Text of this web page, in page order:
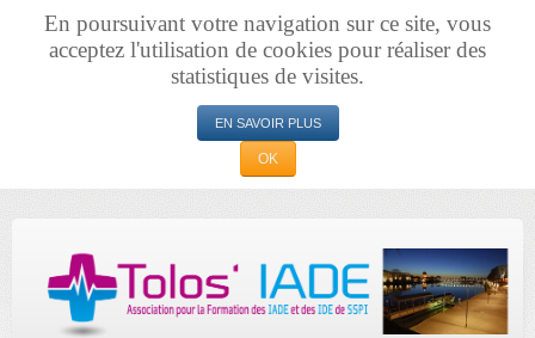
En poursuivant votre navigation sur ce site, vous
acceptez l'utilisation de cookies pour réaliser des
statistiques de visites.
EN SAVOIR PLUS
OK